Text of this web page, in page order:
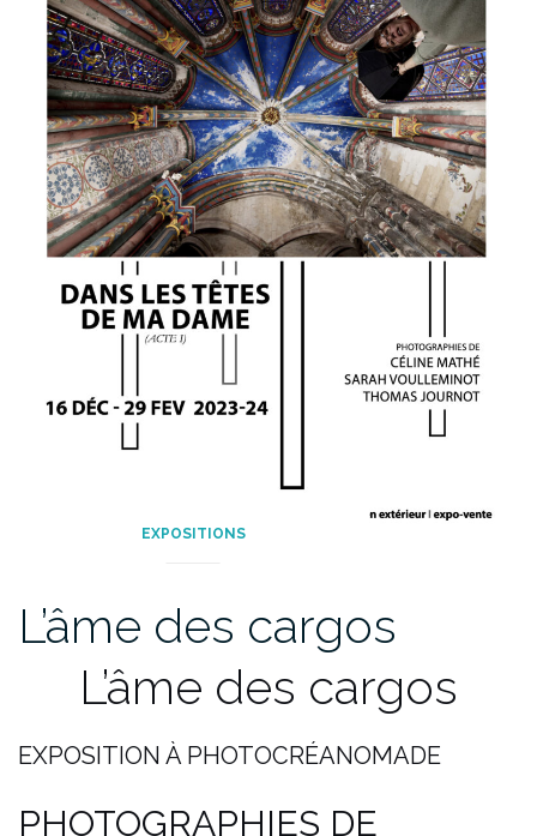
EXPOSITIONS
L’âme des cargos
L’âme des cargos
EXPOSITION À PHOTOCRÉANOMADE
PHOTOGRAPHIES DE